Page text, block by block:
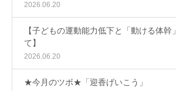
2026.06.20
【子どもの運動能力低下と「動ける体幹
て】
2026.06.20
★今月のツボ★「迎香げいこう」